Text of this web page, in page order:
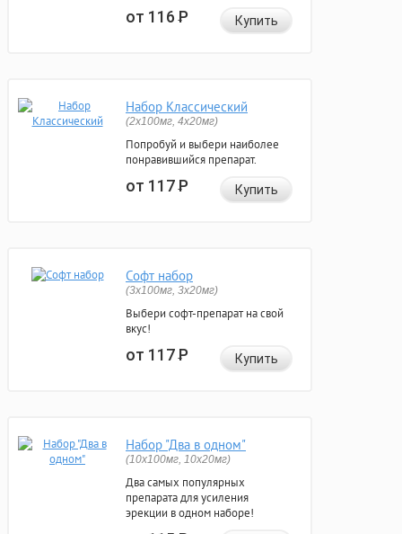
от 116Р Купить
Набор Классический
(2x100мг, 4x20мг)
Попробуй и выбери наиболее
понравившийся препарат.
от 117Р Купить
Софт набор
(3x100мг, 3x20мг)
Выбери софт-препарат на свой
вкус!
от 117Р Купить
Набор "Два в одном"
(10x100мг, 10x20мг)
Два самых популярных
препарата для усиления
эрекции в одном наборе!